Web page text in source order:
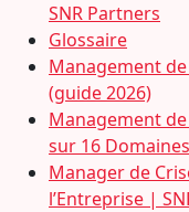
SNR Partners
Glossaire
Management
(guide 2026)
Management
sur 16
Manager de
l’Entreprise |